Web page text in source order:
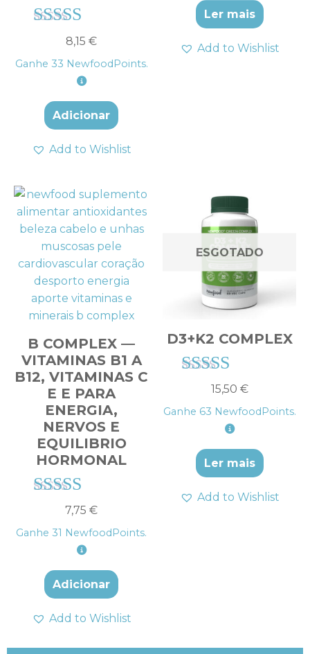
Avaliação
4.38
de 5
8,15 €
Ganhe 33 NewfoodPoints.
Adicionar
Add to Wishlist
Ler mais
Add to Wishlist
B COMPLEX —
VITAMINAS B1 A
B12, VITAMINAS C
E E PARA
ENERGIA,
NERVOS E
EQUILIBRIO
HORMONAL
Avaliação
4.57
de 5
7,75 €
Ganhe 31 NewfoodPoints.
Adicionar
Add to Wishlist
ESGOTADO
D3+K2 COMPLEX
Avaliação
4.33
de 5
15,50 €
Ganhe 63 NewfoodPoints.
Ler mais
Add to Wishlist